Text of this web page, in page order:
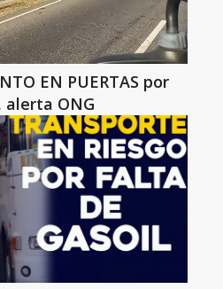
EN PUERTAS por
alerta ONG